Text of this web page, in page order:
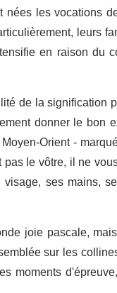
les vocations
leurs
en raison du
de la signification
donner le bon
Orient -
le vôtre, il ne
ses mains,
joie pascale,
sur les
moments